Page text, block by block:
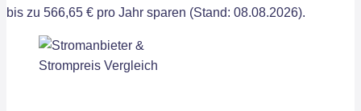
bis zu 566,65 € pro Jahr sparen (Stand: 08.08.2026).